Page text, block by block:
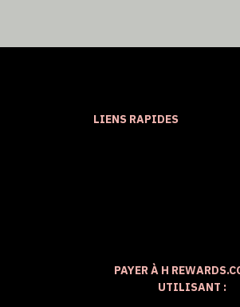
LIENS RAPIDES
PAYER À H
UTILISANT :